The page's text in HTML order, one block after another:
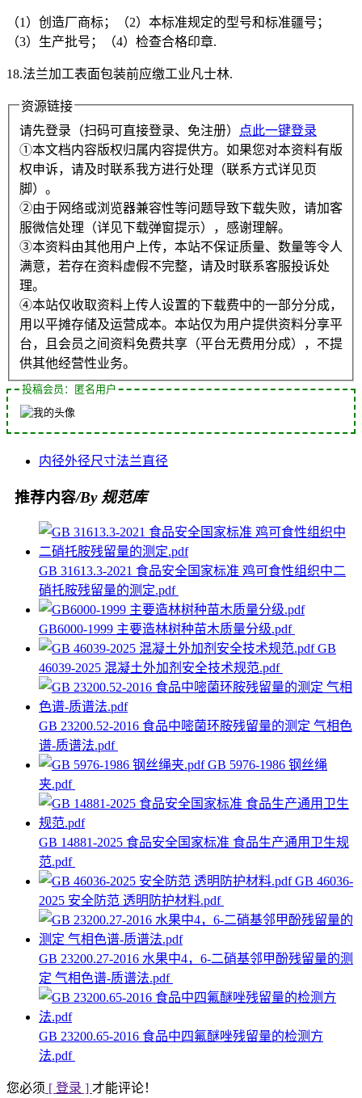
（1）创造厂商标；（2）本标准规定的型号和标准疆号；
（3）生产批号；（4）检查合格印章.
18.法兰加工表面包装前应缴工业凡士林.
资源链接
请先登录（扫码可直接登录、免注册）
点此一键登录
①本文档内容版权归属内容提供方。如果您对本资料有版
权申诉，请及时联系我方进行处理（联系方式详见页
脚）。
②由于网络或浏览器兼容性等问题导致下载失败，请加客
服微信处理（详见下载弹窗提示），感谢理解。
③本资料由其他用户上传，本站不保证质量、数量等令人
满意，若存在资料虚假不完整，请及时联系客服投诉处
理。
④本站仅收取资料上传人设置的下载费中的一部分分成，
用以平摊存储及运营成本。本站仅为用户提供资料分享平
台，且会员之间资料免费共享（平台无费用分成），不提
供其他经营性业务。
投稿会员：匿名用户
内径外径尺寸法兰直径
推荐内容/By 规范库
GB 31613.3-2021 食品安全国家标准 鸡可食性组织中二
硝托胺残留量的测定.pdf
GB6000-1999 主要造林树种苗木质量分级.pdf
GB
46039-2025 混凝土外加剂安全技术规范.pdf
GB 23200.52-2016 食品中嘧菌环胺残留量的测定 气相色
谱-质谱法.pdf
GB 5976-1986 钢丝绳
夹.pdf
GB 14881-2025 食品安全国家标准 食品生产通用卫生规
范.pdf
GB 46036-
2025 安全防范 透明防护材料.pdf
GB 23200.27-2016 水果中4，6-二硝基邻甲酚残留量的测
定 气相色谱-质谱法.pdf
GB 23200.65-2016 食品中四氟醚唑残留量的检测方
法.pdf
您必须 [ 登录 ] 才能评论！